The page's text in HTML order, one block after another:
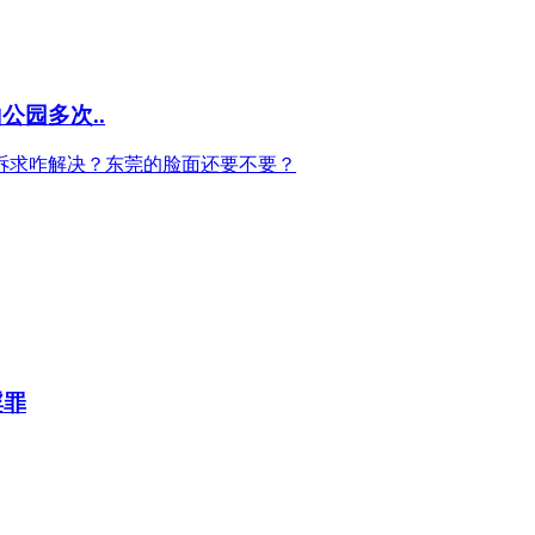
园多次..
咋解决？东莞的脸面还要不要？